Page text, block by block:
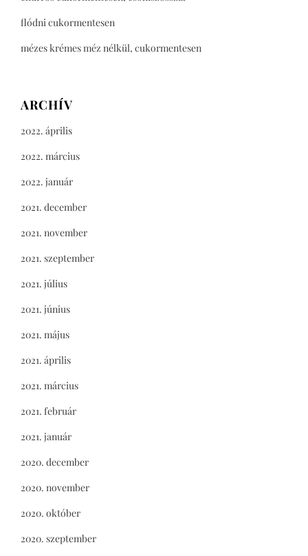
flódni cukormentesen
mézes krémes méz nélkül, cukormentesen
ARCHÍV
2022. április
2022. március
2022. január
2021. december
2021. november
2021. szeptember
2021. július
2021. június
2021. május
2021. április
2021. március
2021. február
2021. január
2020. december
2020. november
2020. október
2020. szeptember